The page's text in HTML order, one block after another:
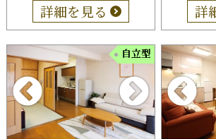
詳細を見る 詳
自立型